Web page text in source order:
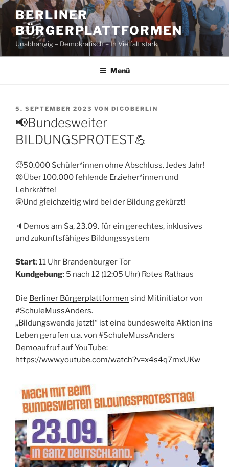
Zum
Inhalt
springen
BERLINER
BÜRGERPLATTFORMEN
Unabhängig – Demokratisch – In Vielfalt stark
Menü
VERÖFFENTLICHT
AM
5. SEPTEMBER 2023 VON DICOBERLIN
📢Bundesweiter
BILDUNGSPROTEST💪
🥵50.000 Schüler*innen ohne Abschluss. Jedes Jahr!
😡Über 100.000 fehlende Erzieher*innen und
Lehrkräfte!
🤬Und gleichzeitig wird bei der Bildung gekürzt!
🔈Demos am Sa, 23.09. für ein gerechtes, inklusives
und zukunftsfähiges Bildungssystem
Start: 11 Uhr Brandenburger Tor
Kundgebung: 5 nach 12 (12:05 Uhr) Rotes Rathaus
Die Berliner Bürgerplattformen sind Mitinitiator von
#SchuleMussAnders.
„Bildungswende jetzt!“ ist eine bundesweite Aktion ins
Leben gerufen u.a. von #SchuleMussAnders
Demoaufruf auf YouTube:
https://www.youtube.com/watch?v=x4s4q7mxUKw